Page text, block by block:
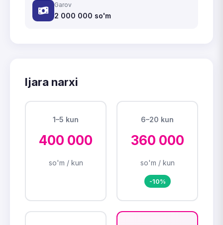
Garov
2 000 000 so'm
Ijara narxi
1–5 kun
400 000
so'm / kun
6–20 kun
360 000
so'm / kun
-10%